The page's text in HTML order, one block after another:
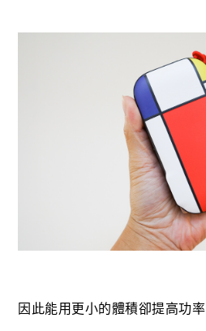
因此能用更小的體積卻提高功率